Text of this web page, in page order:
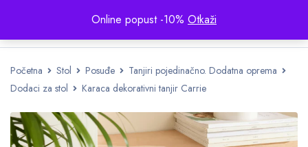
Online popust -10% Otkaži
Početna Stol Posuđe
Tanjiri pojedinačno. Dodatna oprema
Dodaci za stol
Karaca dekorativni tanjir Carrie